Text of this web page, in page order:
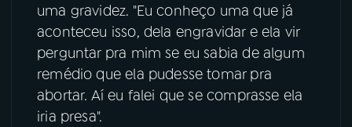
ACOMPANHE A RÁDIO NACIONAL
YouTube Facebook
Instagram X
uma gravidez. "Eu conheço uma que já
aconteceu isso, dela engravidar e ela vir
perguntar pra mim se eu sabia de algum
remédio que ela pudesse tomar pra
abortar. Aí eu falei que se comprasse ela
iria presa".